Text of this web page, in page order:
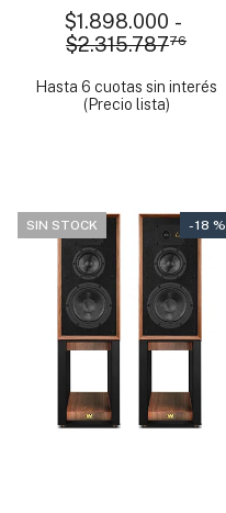
$1.898.000 -
$2.315.78776
Hasta 6 cuotas sin interés
(Precio lista)
SIN STOCK - 18 %